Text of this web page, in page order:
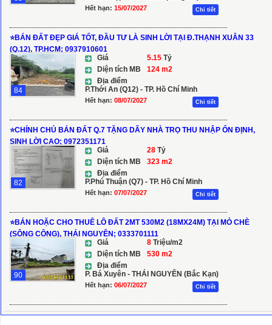
Hết hạn: 15/07/2027 Chi tiết
⭐️BÁN ĐẤT ĐẸP GIÁ TỐT, ĐẦU TƯ LÀ SINH LỜI TẠI Đ.THẠNH XUÂN 33
(Q.12), TP.HCM; 0937910601
84
Giá 5.15 Tỷ
Diện tích MB
124 m2
Địa điểm
P.Thới An (Q12) - TP. Hồ Chí Minh
Hết hạn: 08/07/2027 Chi tiết
⭐️CHÍNH CHỦ BÁN ĐẤT Q.7 TẶNG DÃY NHÀ TRỌ THU NHẬP ỔN ĐỊNH,
SINH LỜI CAO; 0972351171
82
Giá 28 Tỷ
Diện tích MB
323 m2
Địa điểm
P.Phú Thuận (Q7) - TP. Hồ Chí Minh
Hết hạn: 07/07/2027 Chi tiết
⭐️BÁN HOẶC CHO THUÊ LÔ ĐẤT 2MT 530M2 (18MX24M) TẠI MỎ CHÈ
(SÔNG CÔNG), THÁI NGUYÊN; 0333701111
90
Giá 8 Triệu/m2
Diện tích MB
530 m2
Địa điểm
P. Bá Xuyên - THÁI NGUYÊN (Bắc Kạn)
Hết hạn: 06/07/2027 Chi tiết